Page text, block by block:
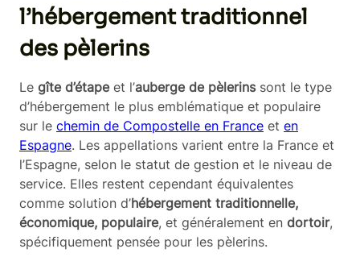
l’hébergement traditionnel
des pèlerins
Le gîte d’étapeet l’auberge de pèlerinssont le type
d’hébergement le plus emblématique et populaire
sur le chemin de Compostelle en France et en
Espagne. Les appellations varient entre la France et
l’Espagne, selon le statut de gestion et le niveau de
service. Elles restent cependant équivalentes
comme solution d’hébergement traditionnelle,
économique, populaire, et généralement en dortoir,
spécifiquement pensée pour les pèlerins.